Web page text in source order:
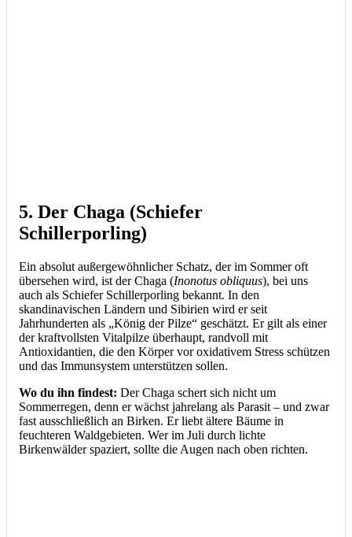
5. Der Chaga (Schiefer
Schillerporling)
Ein absolut außergewöhnlicher Schatz, der im Sommer oft
übersehen wird, ist der Chaga (Inonotus obliquus), bei uns
auch als Schiefer Schillerporling bekannt. In den
skandinavischen Ländern und Sibirien wird er seit
Jahrhunderten als „König der Pilze“ geschätzt. Er gilt als einer
der kraftvollsten Vitalpilze überhaupt, randvoll mit
Antioxidantien, die den Körper vor oxidativem Stress schützen
und das Immunsystem unterstützen sollen.
Wo du ihn findest: Der Chaga schert sich nicht um
Sommerregen, denn er wächst jahrelang als Parasit – und zwar
fast ausschließlich an Birken. Er liebt ältere Bäume in
feuchteren Waldgebieten. Wer im Juli durch lichte
Birkenwälder spaziert, sollte die Augen nach oben richten.